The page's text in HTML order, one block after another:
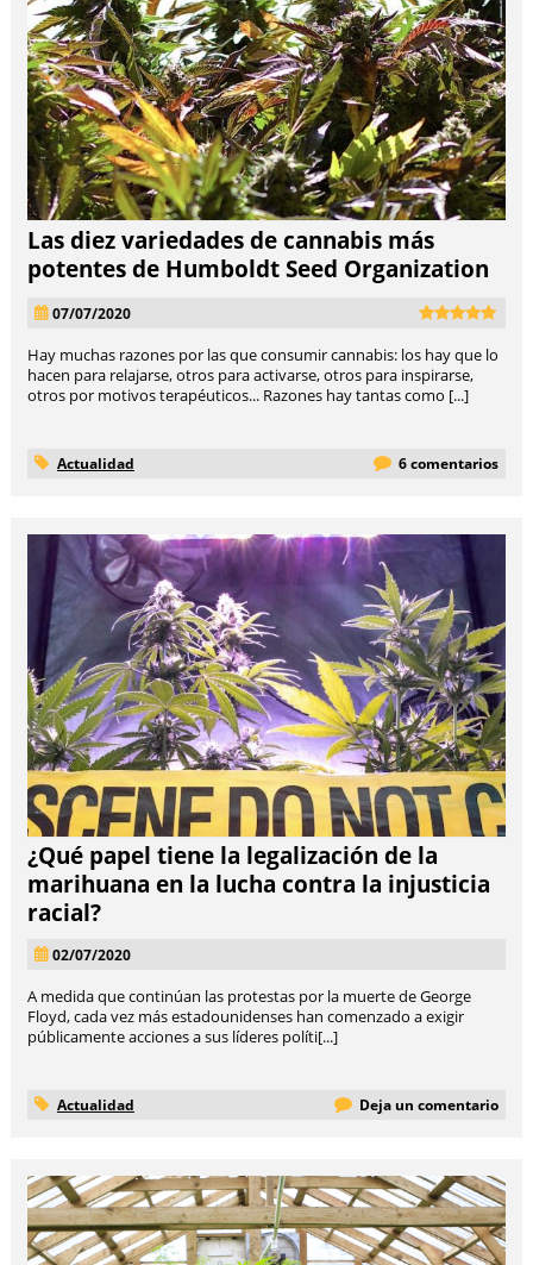
Las diez variedades de cannabis más
potentes de Humboldt Seed Organization
07/07/2020
Hay muchas razones por las que consumir cannabis: los hay que lo
hacen para relajarse, otros para activarse, otros para inspirarse,
otros por motivos terapéuticos... Razones hay tantas como [...]
Actualidad 6 comentarios
¿Qué papel tiene la legalización de la
marihuana en la lucha contra la injusticia
racial?
02/07/2020
A medida que continúan las protestas por la muerte de George
Floyd, cada vez más estadounidenses han comenzado a exigir
públicamente acciones a sus líderes políti[...]
Actualidad Deja un comentario